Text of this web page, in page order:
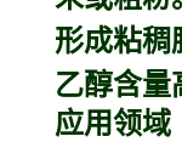
形成粘稠
乙醇含量
应用领域